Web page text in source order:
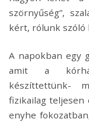
szörnyűség”,
kért, rólunk szóló
A napokban egy
amit a
készíttettünk-
fizikailag teljesen
enyhe